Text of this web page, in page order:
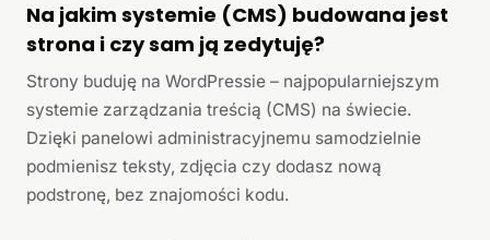
Na jakim systemie (CMS) budowana jest
strona i czy sam ją zedytuję?
Strony buduję na WordPressie – najpopularniejszym
systemie zarządzania treścią (CMS) na świecie.
Dzięki panelowi administracyjnemu samodzielnie
podmienisz teksty, zdjęcia czy dodasz nową
podstronę, bez znajomości kodu.